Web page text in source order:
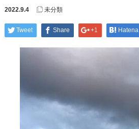
2022.9.4 未分類
Tweet Share +1 Hatena